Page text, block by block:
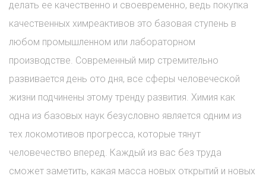
делать ее качественно и своевременно, ведь покупка
качественных химреактивов это базовая ступень в
любом промышленном или лабораторном
производстве. Современный мир стремительно
развивается день ото дня, все сферы человеческой
жизни подчинены этому тренду развития. Химия как
одна из базовых наук безусловно является одним из
тех локомотивов прогресса, которые тянут
человечество вперед. Каждый из вас без труда
сможет заметить, какая масса новых открытий и новых